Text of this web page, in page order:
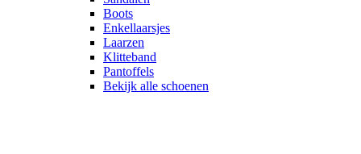
Boots
Enkellaarsjes
Laarzen
Klitteband
Pantoffels
Bekijk alle schoenen